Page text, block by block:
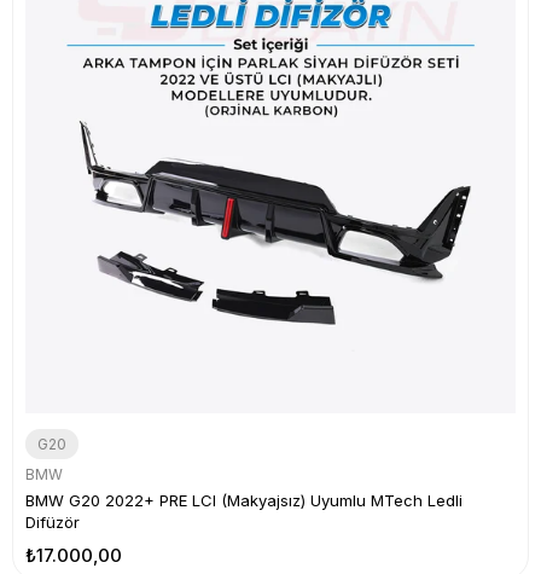
G20
BMW
BMW G20 2022+ PRE LCI (Makyajsız) Uyumlu MTech Ledli
Difüzör
₺17.000,00